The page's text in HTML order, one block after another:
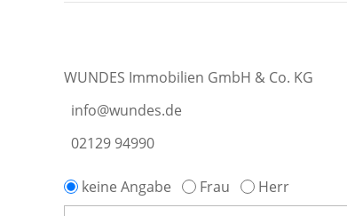
WUNDES Immobilien GmbH & Co. KG
info@wundes.de
02129 94990
keine Angabe Frau Herr